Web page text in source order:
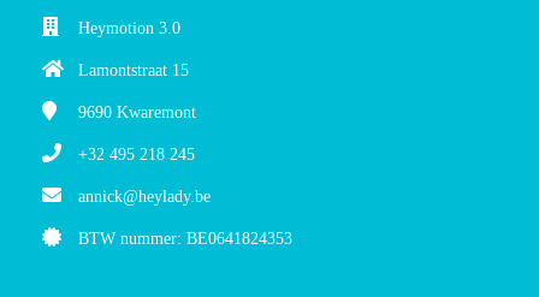
Heymotion 3.0
Lamontstraat 15
9690 Kwaremont
+32 495 218 245
annick@heylady.be
BTW nummer: BE0641824353